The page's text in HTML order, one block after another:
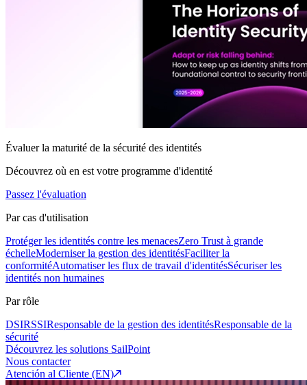
Évaluer la maturité de la sécurité des identités
Découvrez où en est votre programme d'identité
Passez l'évaluation
Par cas d'utilisation
Protéger les identités contre les menacesZero Trust à grande
échelleModerniser la gestion des identitésFaciliter la
conformitéAutomatiser les flux de travail d'identitésSécuriser les
identités non humaines
Par rôle
DSIRSSIResponsable de la gestion des identitésResponsable de la
sécurité
Découvrez les solutions SailPoint
Nous contacter
Atención al Cliente (EN)